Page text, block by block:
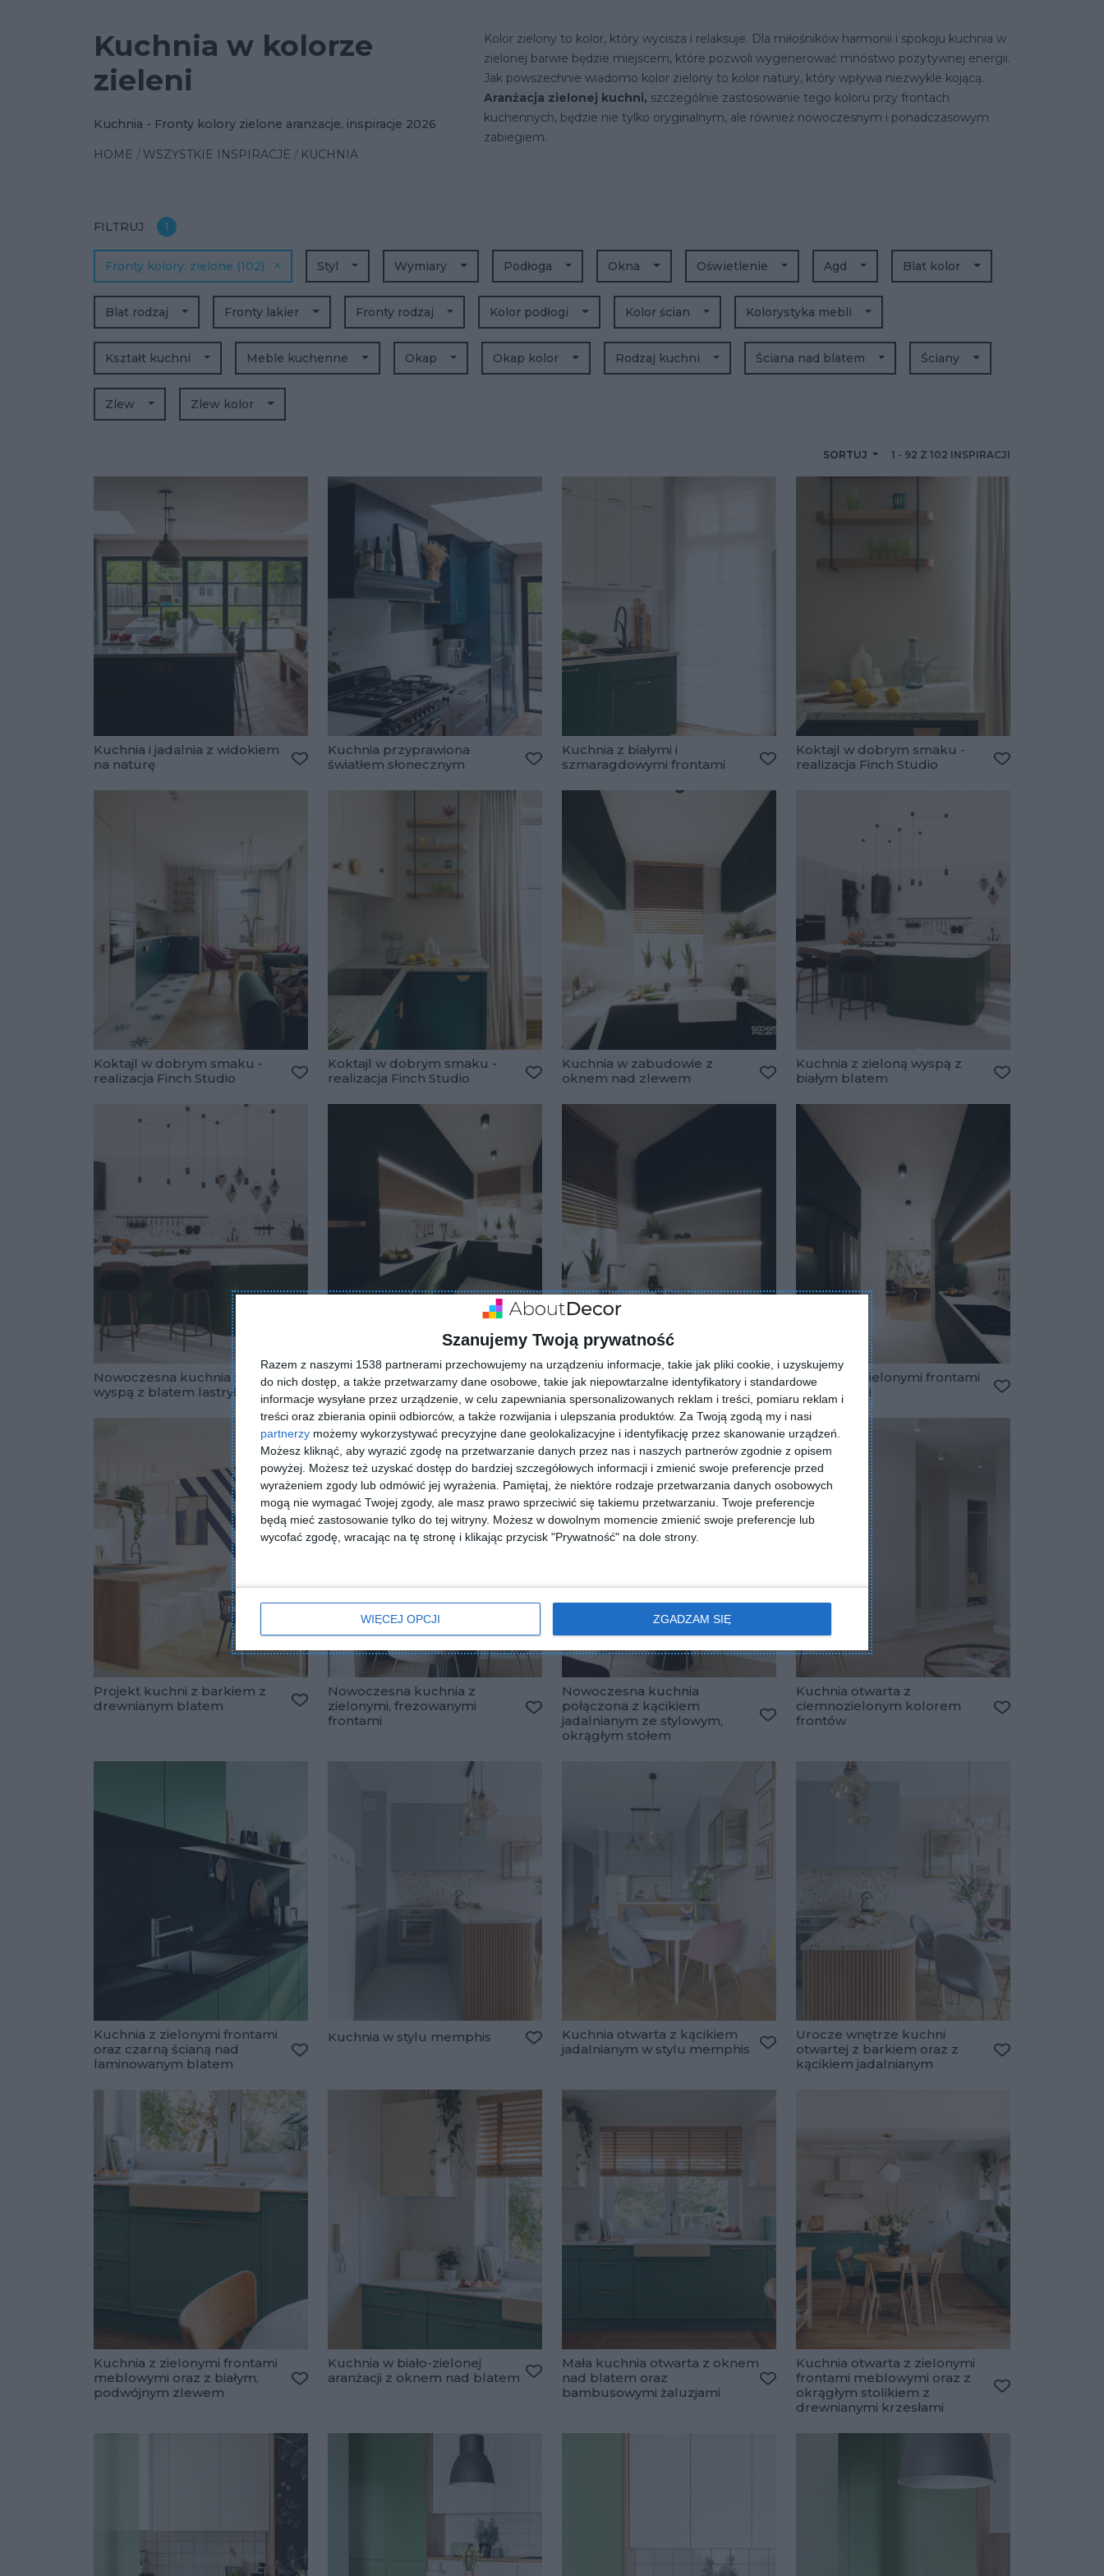
Szanujemy Twoją prywatność
Razem z naszymi 1538 partnerami przechowujemy na urządzeniu informacje, takie jak pliki cookie, i uzyskujemy
do nich dostęp, a także przetwarzamy dane osobowe, takie jak niepowtarzalne identyfikatory i standardowe
informacje wysyłane przez urządzenie, w celu zapewniania spersonalizowanych reklam i treści, pomiaru reklam i
treści oraz zbierania opinii odbiorców, a także rozwijania i ulepszania produktów. Za Twoją zgodą my i nasi
partnerzy możemy wykorzystywać precyzyjne dane geolokalizacyjne i identyfikację przez skanowanie urządzeń.
Możesz kliknąć, aby wyrazić zgodę na przetwarzanie danych przez nas i naszych partnerów zgodnie z opisem
powyżej. Możesz też uzyskać dostęp do bardziej szczegółowych informacji i zmienić swoje preferencje przed
wyrażeniem zgody lub odmówić jej wyrażenia.
Pamiętaj, że niektóre rodzaje przetwarzania danych osobowych
mogą nie wymagać Twojej zgody, ale masz prawo sprzeciwić się takiemu przetwarzaniu. Twoje preferencje
będą mieć zastosowanie tylko do tej witryny. Możesz w dowolnym momencie zmienić swoje preferencje lub
wycofać zgodę, wracając na tę stronę i klikając przycisk "Prywatność" na dole strony.
WIĘCEJ OPCJI ZGADZAM SIĘ
Kuchnia w kolorze
zieleni
Kuchnia - Fronty kolory zielone aranżacje, inspiracje 2026
HOME WSZYSTKIE INSPIRACJE KUCHNIA
Kolor zielony to kolor, który wycisza i relaksuje. Dla miłośników harmonii i spokoju kuchnia w
zielonej barwie będzie miejscem, które pozwoli wygenerować mnóstwo pozytywnej energii.
Jak powszechnie wiadomo kolor zielony to kolor natury, który wpływa niezwykle kojącą.
Aranżacja zielonej kuchni, szczególnie zastosowanie tego koloru przy frontach
kuchennych, będzie nie tylko oryginalnym, ale również nowoczesnym i ponadczasowym
zabiegiem.
FILTRUJ 1
SORTUJ 1 - 92 Z 102 INSPIRACJI
Styl Wymiary Podłoga Okna Oświetlenie Agd Blat kolor
Blat rodzaj
zielone (102)
Fronty kolory
Fronty lakier Fronty rodzaj Kolor podłogi Kolor ścian Kolorystyka mebli
Kształt kuchni Meble kuchenne Okap Okap kolor Rodzaj kuchni Ściana nad blatem Ściany
Zlew Zlew kolor
Kuchnia i jadalnia z widokiem
na naturę
Kuchnia przyprawiona
światłem słonecznym
Dodaj do ulubionych
Kuchnia z białymi i
szmaragdowymi frontami
Dodaj do ulubionych
Koktajl w dobrym smaku -
realizacja Finch Studio
Koktajl w dobrym smaku -
realizacja Finch Studio
Dodaj do ulubionych
Koktajl w dobrym smaku -
realizacja Finch Studio
Kuchnia w zabudowie z
oknem nad zlewem
Dodaj do ulubionych
Kuchnia z zieloną wyspą z
białym blatem
Nowoczesna kuchnia z dużą
wyspą z blatem lastryko
Dodaj do ulubionych
Mała kuchnia z zielonymi
frontami
Dodaj do ulubionych
Projekt kuchni narożnej z
oknem
Dodaj do ulubionych
Kuchnia z zielonymi frontami
meblowymi
Projekt kuchni z barkiem z
drewnianym blatem
Dodaj do ulubionych
Nowoczesna kuchnia z
zielonymi, frezowanymi
frontami
Dodaj do ulubionych
Nowoczesna kuchnia
połączona z kącikiem
jadalnianym ze stylowym,
okrągłym stołem
Kuchnia otwarta z
ciemnozielonym kolorem
frontów
Kuchnia z zielonymi frontami
oraz czarną ścianą nad
laminowanym blatem
Kuchnia w stylu memphis
Dodaj do ulubionych
Kuchnia otwarta z kącikiem
jadalnianym w stylu memphis
Dodaj do ulubionych
Urocze wnętrze kuchni
otwartej z barkiem oraz z
kącikiem jadalnianym
Kuchnia z zielonymi frontami
meblowymi oraz z białym,
podwójnym zlewem
Kuchnia w biało-zielonej
aranżacji z oknem nad blatem
Dodaj do ulubionych
Mała kuchnia otwarta z oknem
nad blatem oraz
bambusowymi żaluzjami
Dodaj do ulubionych
Kuchnia otwarta z zielonymi
frontami meblowymi oraz z
okrągłym stolikiem z
drewnianymi krzesłami